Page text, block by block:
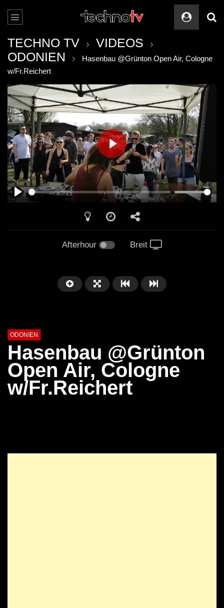
TECHNO TV
VIDEOS
ODONIEN
Hasenbau @Grünton Open Air, Cologne
w/Fr.Reichert
PLAY
PLAY
Afterhour Breit
ODONIEN
Hasenbau @Grünton
Open Air, Cologne
w/Fr.Reichert